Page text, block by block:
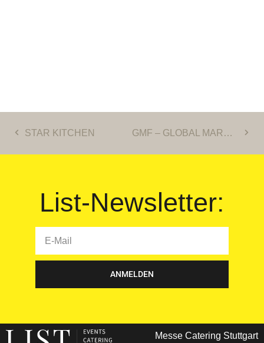
STAR KITCHEN GMF – GLOBAL MARKETING FORUM
List-Newsletter:
ANMELDEN
Messe Catering Stuttgart